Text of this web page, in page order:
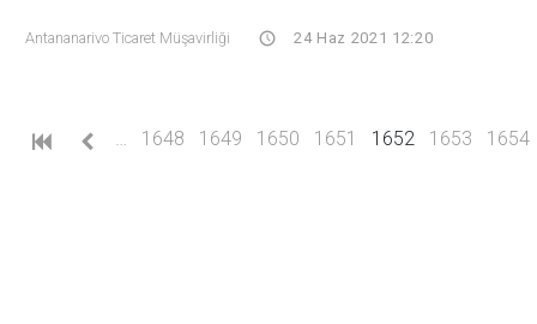
Antananarivo Ticaret Müşavirliği 24 Haz 2021 12:20
1648 1649 1650 1651 1652 (current)
1653 1654